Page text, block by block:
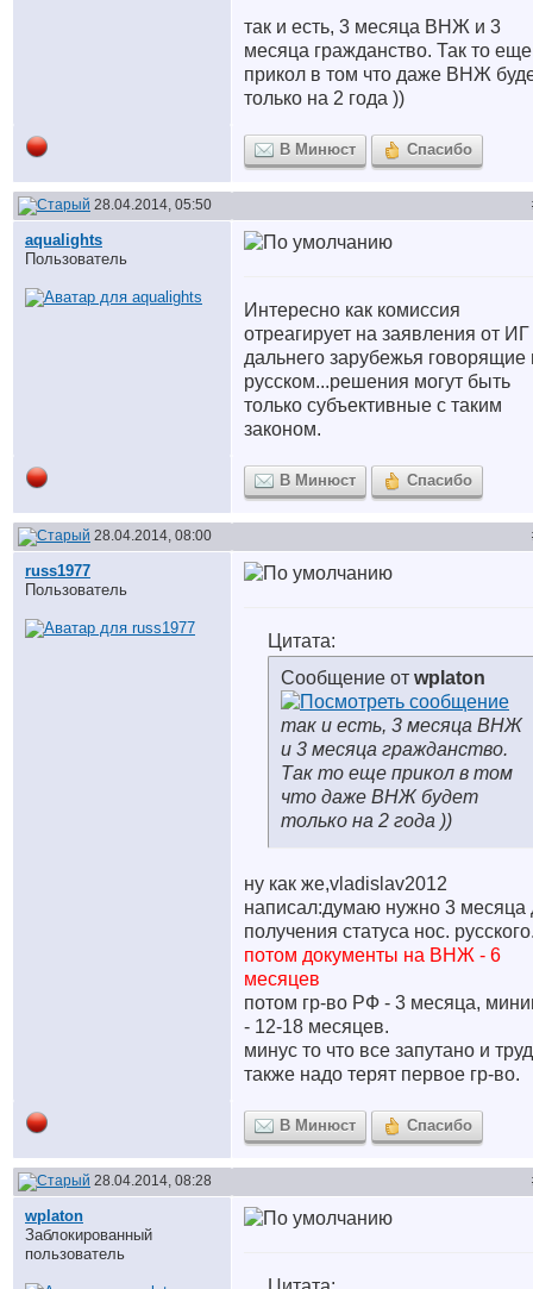
так и есть, 3 месяца ВНЖ и 3
месяца гражданство. Так то еще
прикол в том что даже ВНЖ
только на 2 года ))
В Минюст Спасибо
28.04.2014, 05:50
aqualights
Пользователь
Интересно как комиссия
отреагирует на заявления от ИГ
дальнего зарубежья говорящие
русском...решения могут быть
только субъективные с таким
законом.
В Минюст Спасибо
28.04.2014, 08:00
russ1977
Пользователь
Цитата:
Сообщение от wplaton
так и есть, 3 месяца ВНЖ
и 3 месяца гражданство.
Так то еще прикол в том
что даже ВНЖ будет
только на 2 года ))
ну как же,vladislav2012
написал:думаю нужно 3 месяца
получения статуса нос.
потом документы на ВНЖ - 6
месяцев
потом гр-во РФ - 3 месяца,
- 12-18 месяцев.
минус то что все запутано и
также надо терят первое гр-во.
В Минюст Спасибо
28.04.2014, 08:28
wplaton
Заблокированный
пользователь